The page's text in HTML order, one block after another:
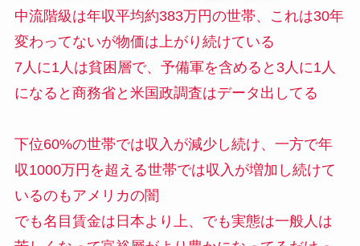
中流階級は年収平均約383万円の世帯、これは30年
変わってないが物価は上がり続けている
7人に1人は貧困層で、予備軍を含めると3人に1人
になると商務省と米国政調査はデータ出してる
下位60%の世帯では収入が減少し続け、一方で年
収1000万円を超える世帯では収入が増加し続けて
いるのもアメリカの闇
でも名目賃金は日本より上、でも実態は一般人は